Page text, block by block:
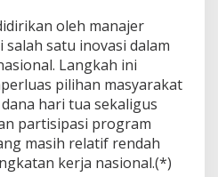
oleh manajer
satu inovasi dalam
Langkah ini
pilihan masyarakat
hari tua sekaligus
partisipasi program
masih relatif rendah
kerja nasional.(*)